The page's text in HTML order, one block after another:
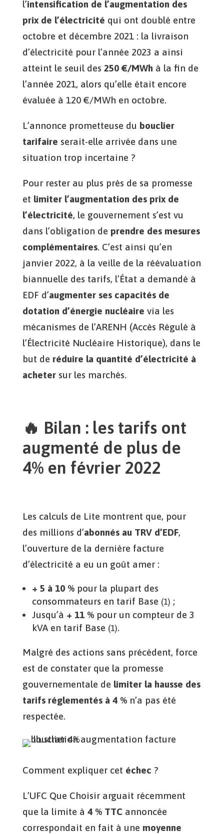
l’intensification de l’augmentation des
prix de l’électricité qui ont doublé entre
octobre et décembre 2021 : la livraison
d’électricité pour l’année 2023 a ainsi
atteint le seuil des 250 €/MWh à la fin de
l’année 2021, alors qu’elle était encore
évaluée à 120 €/MWh en octobre.
L’annonce prometteuse du bouclier
tarifaire serait-elle arrivée dans une
situation trop incertaine ?
Pour rester au plus près de sa promesse
et limiter l’augmentation des prix de
l’électricité, le gouvernement s’est vu
dans l’obligation de prendre des mesures
complémentaires. C’est ainsi qu’en
janvier 2022, à la veille de la réévaluation
biannuelle des tarifs, l’État a demandé à
EDF d’augmenter ses capacités de
dotation d’énergie nucléaire via les
mécanismes de l’ARENH (Accès Régulé à
l’Électricité Nucléaire Historique), dans le
but de réduire la quantité d’électricité à
achetersur les marchés.
🔥 Bilan : les tarifs ont
augmenté de plus de
4% en février 2022
Les calculs de Lite montrent que, pour
des millions d’abonnés au TRV d’EDF,
l’ouverture de la dernière facture
d’électricité a eu un goût amer :
+ 5 à 10 %pour la plupart des
consommateurs en tarif Base (1) ;
Jusqu’à + 11 %pour un compteur de 3
kVA en tarif Base (1).
Malgré des actions sans précédent, force
est de constater que la promesse
gouvernementale de limiter la hausse des
tarifs réglementés à 4 %n’a pas été
respectée.
Comment expliquer cet échec ?
L’UFC Que Choisir arguait récemment
que la limite à 4 % TTCannoncée
correspondait en fait à une moyenne